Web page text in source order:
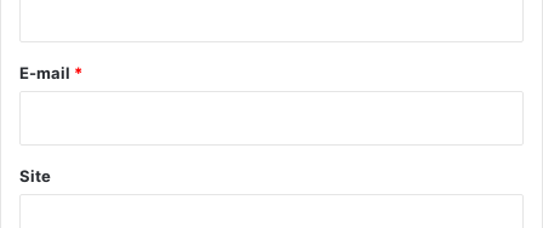
*
E-mail *
Site